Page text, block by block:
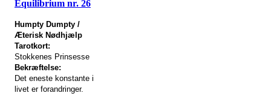
Equilibrium nr. 26
Humpty Dumpty /
Æterisk Nødhjælp
Tarotkort:
Stokkenes Prinsesse
Bekræftelse:
Det eneste konstante i
livet er forandringer.